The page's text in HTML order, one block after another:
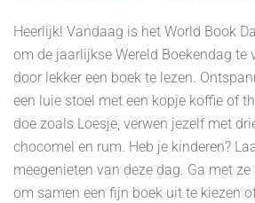
Heerlijk! Vandaag is het World Book
om de jaarlijkse Wereld Boekendag te
door lekker een boek te lezen.
een luie stoel met een kopje koffie of
doe zoals Loesje, verwen jezelf met
chocomel en rum. Heb je kinderen?
meegenieten van deze dag. Ga met
om samen een fijn boek uit te kiezen